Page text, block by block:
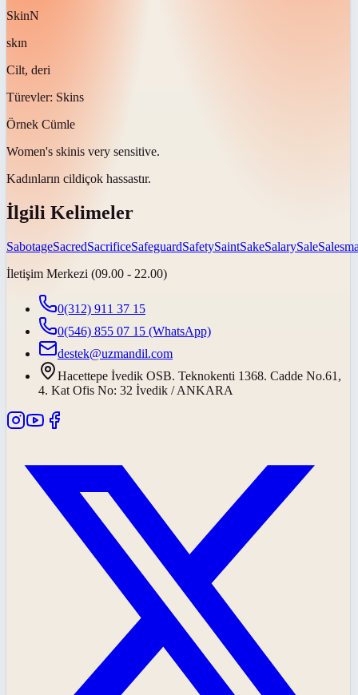
SkinN
skɪn
Cilt, deri
Türevler: Skins
Örnek Cümle
Women's skinis very sensitive.
Kadınların cildiçok hassastır.
İlgili Kelimeler
SabotageSacredSacrificeSafeguardSafetySaintSakeSalarySale
İletişim Merkezi (09.00 - 22.00)
0(312) 911 37 15
0(546) 855 07 15 (WhatsApp)
destek@uzmandil.com
Hacettepe İvedik OSB. Teknokenti 1368. Cadde No.61,
4. Kat Ofis No: 32 İvedik / ANKARA